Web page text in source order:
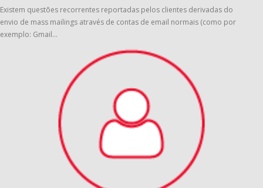
Existem questões recorrentes reportadas pelos clientes derivadas do
envio de mass mailings através de contas de email normais (como por
exemplo: Gmail...